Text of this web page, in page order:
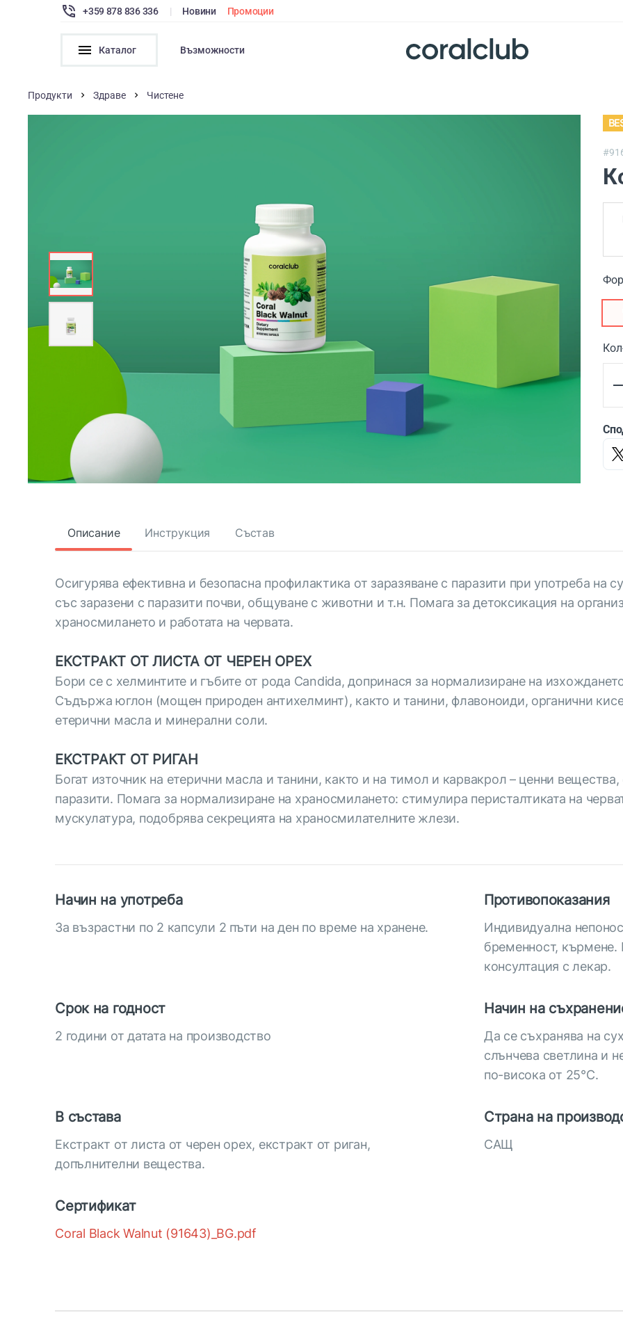
+359 878 836 336 | Новини Промоции
Каталог Възможности
Продукти Здраве Чистене
Описание Инструкция Състав
Осигурява ефективна и безопасна профилактика от заразяване с паразити при употреба на
със заразени с паразити почви, общуване с животни и т.н. Помага за детоксикация на
храносмилането и работата на червата.
ЕКСТРАКТ ОТ ЛИСТА ОТ ЧЕРЕН ОРЕХ
Бори се с хелминтите и гъбите от рода Candida, допринася за нормализиране на
Съдържа юглон (мощен природен антихелминт), както и танини, флавоноиди, органични
етерични масла и минерални соли.
ЕКСТРАКТ ОТ РИГАН
Богат източник на етерични масла и танини, както и на тимол и карвакрол – ценни
паразити. Помага за нормализиране на храносмилането: стимулира перисталтиката на
мускулатура, подобрява секрецията на храносмилателните жлези.
Начин на употреба
За възрастни по 2 капсули 2 пъти на ден по време на хранене.
Противопоказания
Индивидуална
бременност, кърмене.
консултация с лекар.
Срок на годност
2 години от датата на производство
Начин на
Да се съхранява на
слънчева светлина и
по-висока от 25°С.
В състава
Екстракт от листа от черен орех, екстракт от риган,
допълнителни вещества.
Страна на
САЩ
Сертификат
Coral Black Walnut (91643)_BG.pdf